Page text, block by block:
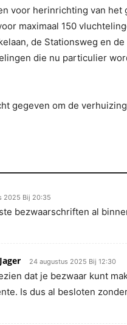
voor herinrichting van het
maximaal 150
de Stationsweg en
die nu particulier
gegeven om de
2025 Bij 20:35
bezwaarschriften al
24 augustus 2025 Bij 12:30
dat je bezwaar kunt
Is dus al besloten